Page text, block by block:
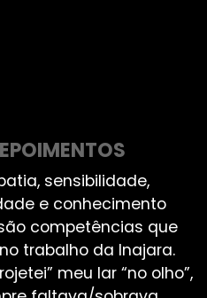
sensibilidade,
e conhecimento
competências que
trabalho da Inajara.
meu lar “no olho”,